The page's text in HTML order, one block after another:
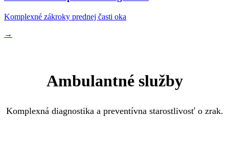
Komplexné zákroky prednej časti oka
→
Ambulantné služby
Komplexná diagnostika a preventívna starostlivosť o zrak.